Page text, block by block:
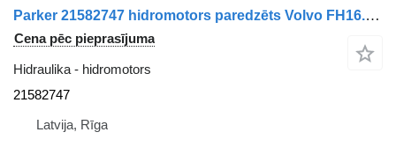
Parker 21582747 hidromotors paredzēts Volvo FH16.FH13,FH4 vilcēja
Cena pēc pieprasījuma
Hidraulika - hidromotors
21582747
Latvija, Rīga